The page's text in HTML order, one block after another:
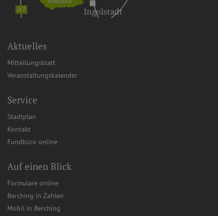
Aktuelles
Mitteilungsblatt
Veranstaltungskalender
Service
Stadtplan
Kontakt
Fundbüro online
Auf einen Blick
Formulare online
Berching in Zahlen
Mobil in Berching